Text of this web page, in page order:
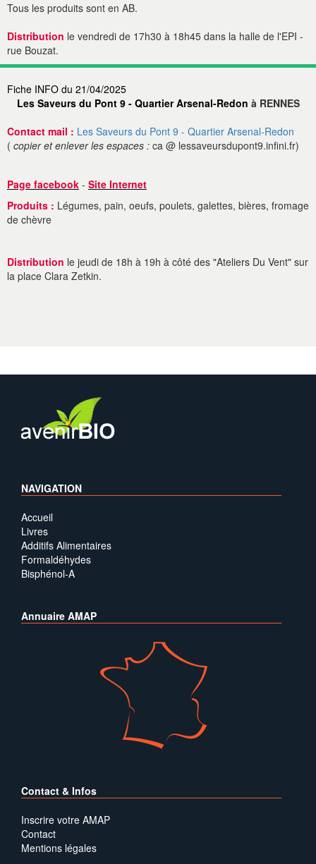
Tous les produits sont en AB.
Distribution le vendredi de 17h30 à 18h45 dans la halle de l'EPI -
rue Bouzat.
Fiche INFO du 21/04/2025
Les Saveurs du Pont 9 - Quartier Arsenal-Redon à RENNES
Contact mail : Les Saveurs du Pont 9 - Quartier Arsenal-Redon
( copier et enlever les espaces : ca @ lessaveursdupont9.infini.fr)
Page facebook - Site Internet
Produits : Légumes, pain, oeufs, poulets, galettes, bières, fromage
de chèvre
Distribution le jeudi de 18h à 19h à côté des "Ateliers Du Vent" sur
la place Clara Zetkin.
NAVIGATION
Accueil
Livres
Additifs Alimentaires
Formaldéhydes
Bisphénol-A
Annuaire AMAP
Contact & Infos
Inscrire votre AMAP
Contact
Mentions légales